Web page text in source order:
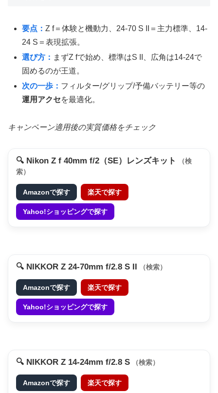
要点：Z f＝体験と機動力、24-70 S II＝主力標準、14-
24 S＝表現拡張。
選び方： まずZ fで始め、標準はS II、広角は14-24で
固めるのが王道。
次の一歩： フィルター/グリップ/予備バッテリー等の
運用アクセを最適化。
キャンペーン適用後の実質価格をチェック
🔍 Nikon Z f 40mm f/2（SE）レンズキット
（検
索）
Amazonで探す 楽天で探す
Yahoo!ショッピングで探す
🔍 NIKKOR Z 24-70mm f/2.8 S II （検索）
Amazonで探す 楽天で探す
Yahoo!ショッピングで探す
🔍 NIKKOR Z 14-24mm f/2.8 S （検索）
Amazonで探す 楽天で探す